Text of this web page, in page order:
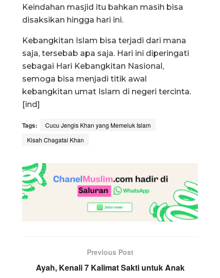
Keindahan masjid itu bahkan masih bisa
disaksikan hingga hari ini.
Kebangkitan Islam bisa terjadi dari mana
saja, tersebab apa saja. Hari ini diperingati
sebagai Hari Kebangkitan Nasional,
semoga bisa menjadi titik awal
kebangkitan umat Islam di negeri tercinta.
[ind]
Tags:
Cucu Jengis Khan yang Memeluk Islam
Kisah Chagatai Khan
Previous Post
Ayah, Kenali 7 Kalimat Sakti untuk Anak